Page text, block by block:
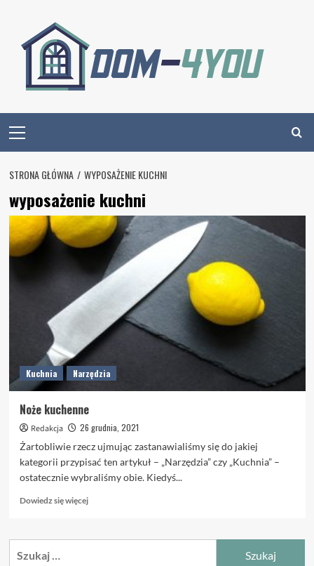
content
Menu
STRONA GŁÓWNA WYPOSAŻENIE KUCHNI
wyposażenie kuchni
Kuchnia Narzędzia
Noże kuchenne
Redakcja
26 grudnia, 2021
Żartobliwie rzecz ujmując zastanawialiśmy się do jakiej
kategorii przypisać ten artykuł – „Narzędzia” czy „Kuchnia” –
ostatecznie wybraliśmy obie. Kiedyś...
Dowiedz się więcejDowiedz
o